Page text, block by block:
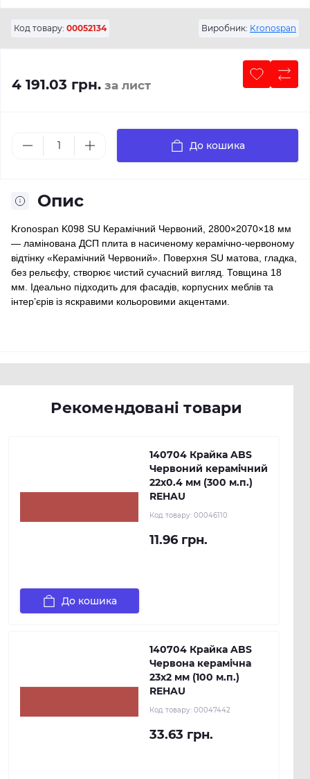
Код товару: 00052134 Виробник: Kronospan
4 191.03 грн. за лист
До кошика
Опис
Kronospan K098 SU Керамічний Червоний, 2800×2070×18 мм
— ламінована ДСП плита в насиченому керамічно-червоному
відтінку «Керамічний Червоний». Поверхня SU матова, гладка,
без рельєфу, створює чистий сучасний вигляд. Товщина 18
мм. Ідеально підходить для фасадів, корпусних меблів та
інтер’єрів із яскравими кольоровими акцентами.
Рекомендовані товари
140704 Крайка ABS
Червоний керамічний
22х0.4 мм (300 м.п.)
REHAU
Код товару: 00046110
11.96 грн.
До кошика
140704 Крайка ABS
Червона керамічна
23х2 мм (100 м.п.)
REHAU
Код товару: 00047442
33.63 грн.